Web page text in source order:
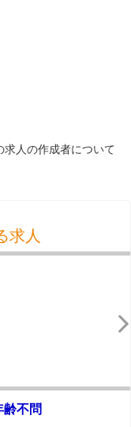
求人の作成者について
求人
不問